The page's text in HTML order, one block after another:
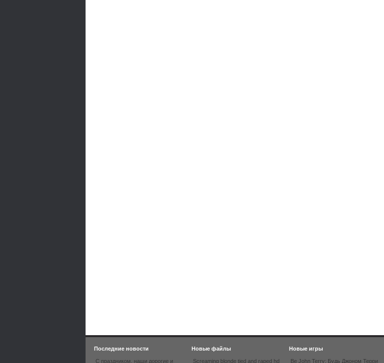
Последние новости
С праздником, наши дорогие и
Новые файлы
Screaming blonde tied and raped hd
Новые игры
Be John Terry: Будь Джоном Терри